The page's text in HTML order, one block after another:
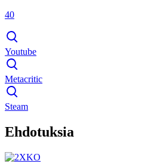
40
Youtube
Metacritic
Steam
Ehdotuksia